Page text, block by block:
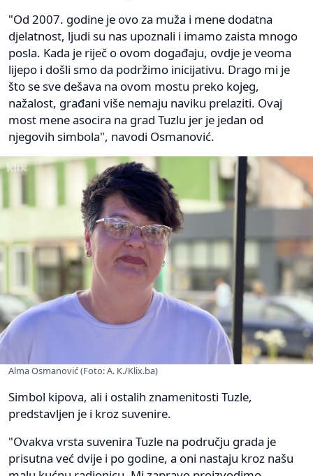
"Od 2007. godine je ovo za muža i mene dodatna
djelatnost, ljudi su nas upoznali i imamo zaista mnogo
posla. Kada je riječ o ovom događaju, ovdje je veoma
lijepo i došli smo da podržimo inicijativu. Drago mi je
što se sve dešava na ovom mostu preko kojeg,
nažalost, građani više nemaju naviku prelaziti. Ovaj
most mene asocira na grad Tuzlu jer je jedan od
njegovih simbola", navodi Osmanović.
Alma Osmanović (Foto: A. K./Klix.ba)
Simbol kipova, ali i ostalih znamenitosti Tuzle,
predstavljen je i kroz suvenire.
"Ovakva vrsta suvenira Tuzle na području grada je
prisutna već dvije i po godine, a oni nastaju kroz našu